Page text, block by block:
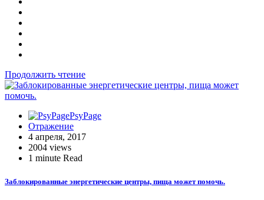
Продолжить чтение
PsyPage
Отражение
4 апреля, 2017
2004 views
1 minute Read
Заблокированные энергетические центры, пища может помочь.